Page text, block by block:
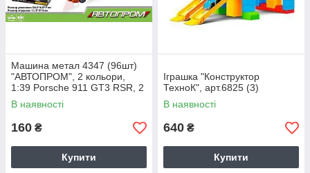
Машина метал 4347 (96шт)
"АВТОПРОМ", 2 кольори,
1:39 Porsche 911 GT3 RSR, 2
кольори, відкр.двері, в кор. 14
В наявності
160 ₴
Купити
Іграшка "Конструктор
ТехноК", арт.6825 (3)
В наявності
640 ₴
Купити